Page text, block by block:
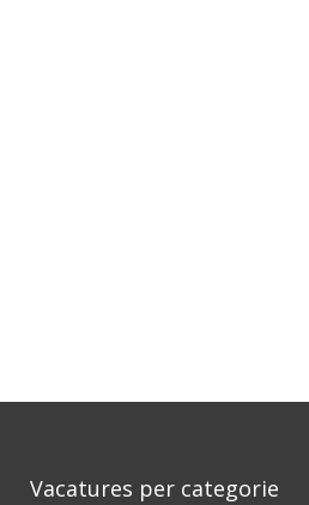
Vacatures per categorie